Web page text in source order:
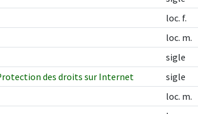
loc. f.
loc. m.
sigle
des droits sur Internet
sigle
loc. m.